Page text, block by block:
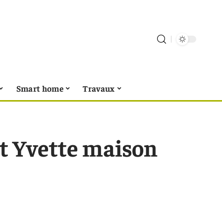
Smart home Travaux
Yvette maison